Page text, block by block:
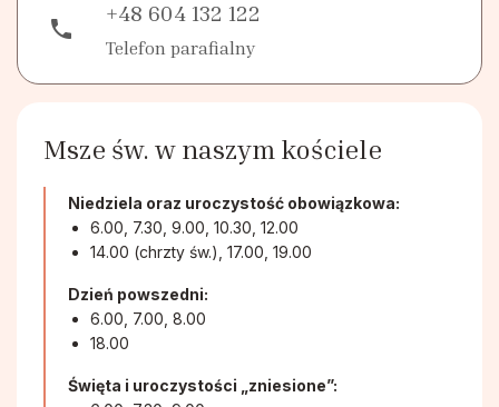
phone
+48 604 132 122
Telefon parafialny
Msze św. w naszym kościele
Niedziela oraz uroczystość obowiązkowa:
6.00, 7.30, 9.00, 10.30, 12.00
14.00 (chrzty św.), 17.00, 19.00
Dzień powszedni:
6.00, 7.00, 8.00
18.00
Święta i uroczystości „zniesione”: